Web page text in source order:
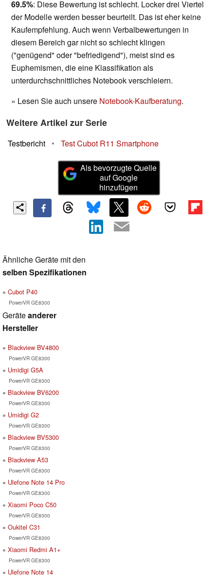
69.5%: Diese Bewertung ist schlecht. Locker drei Viertel
der Modelle werden besser beurteilt. Das ist eher keine
Kaufempfehlung. Auch wenn Verbalbewertungen in
diesem Bereich gar nicht so schlecht klingen
("genügend" oder "befriedigend"), meist sind es
Euphemismen, die eine Klassifikation als
unterdurchschnittliches Notebook verschleiern.
» Lesen Sie auch unsere Notebook-Kaufberatung.
Weitere Artikel zur Serie
Testbericht • Test Cubot R11 Smartphone
Als bevorzugte Quelle
auf Google
hinzufügen
Ähnliche Geräte mit den
selben Spezifikationen
Cubot P40
PowerVR GE8300
Geräteanderer
Hersteller
Blackview BV4800
PowerVR GE8300
Umidigi G5A
PowerVR GE8300
Blackview BV6200
PowerVR GE8300
Umidigi G2
PowerVR GE8300
Blackview BV5300
PowerVR GE8300
Blackview A53
PowerVR GE8300
Ulefone Note 14 Pro
PowerVR GE8300
Xiaomi Poco C50
PowerVR GE8300
Oukitel C31
PowerVR GE8300
Xiaomi Redmi A1+
PowerVR GE8300
Ulefone Note 14